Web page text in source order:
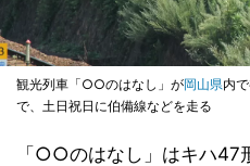
観光列車「○○のはなし」が岡山県内
で、土日祝日に伯備線などを走る
「○○のはなし」はキハ47